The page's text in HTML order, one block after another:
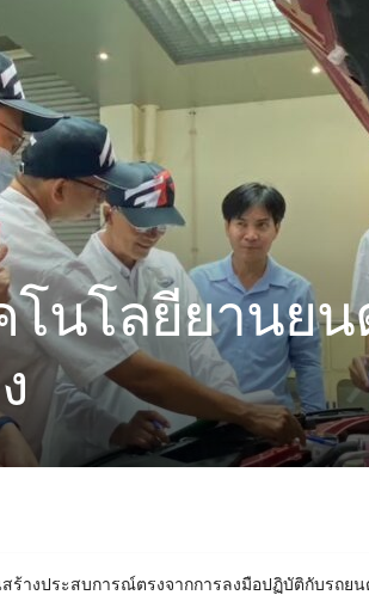
นโลยียานย
ร้างประสบการณ์ตรงจากการลงมือปฏิบัติกับรถ